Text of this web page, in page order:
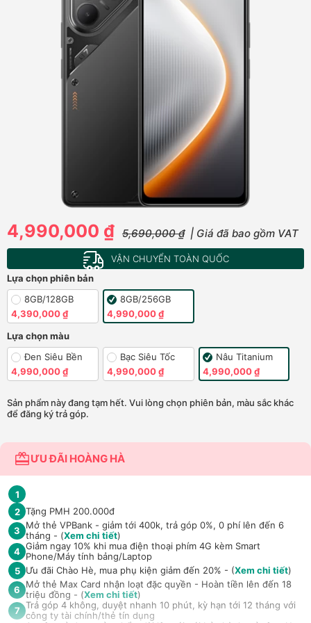
4,990,000 ₫ 5,690,000 ₫ | Giá đã bao gồm VAT
VẬN CHUYỂN TOÀN QUỐC
Lựa chọn phiên bản
8GB/128GB
4,390,000 ₫
8GB/256GB
4,990,000 ₫
Lựa chọn màu
Đen Siêu Bền
4,990,000 ₫
Bạc Siêu Tốc
4,990,000 ₫
Nâu Titanium
4,990,000 ₫
Sản phẩm này đang tạm hết. Vui lòng chọn phiên bản, màu sắc khác
để đăng ký trả góp.
ƯU ĐÃI HOÀNG HÀ
1
2 Tặng PMH 200.000đ
3
Mở thẻ VPBank - giảm tới 400k, trả góp 0%, 0 phí lên đến 6
tháng - (Xem chi tiết)
4 Giảm ngay 10% khi mua điện thoại phím 4G kèm Smart
Phone/Máy tính bảng/Laptop
5 Ưu đãi Chào Hè, mua phụ kiện giảm đến 20% - (Xem chi tiết)
6
Mở thẻ Max Card nhận loạt đặc quyền - Hoàn tiền lên đến 18
triệu đồng - (Xem chi tiết)
7 Trả góp 4 không, duyệt nhanh 10 phút, kỳ hạn tới 12 tháng với
công ty tài chính/thẻ tín dụng